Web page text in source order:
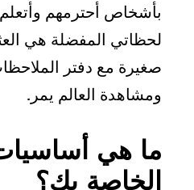
بأشخاص أحترمهم
لحظاتي المفضلة هي
صغيرة مع دفتر
ومشاهدة العالم يمر.
ما هي
الخاصة بك؟